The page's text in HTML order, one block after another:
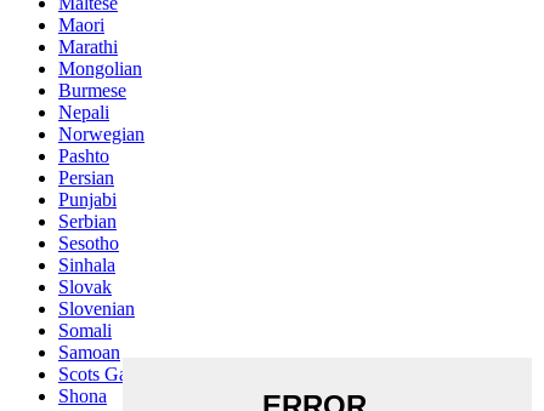
Maori
Marathi
Mongolian
Burmese
Nepali
Norwegian
Pashto
Persian
Punjabi
Serbian
Sesotho
Sinhala
Slovak
Slovenian
Somali
Samoan
Scots Gaelic
Shona